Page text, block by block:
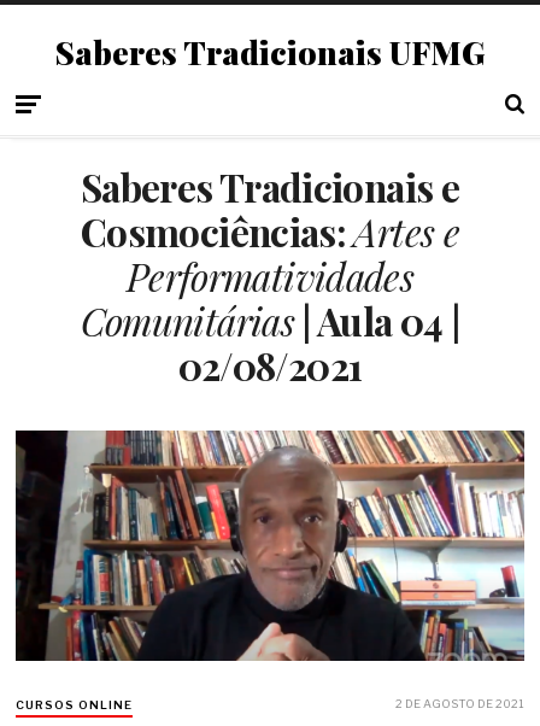
Saberes Tradicionais UFMG
Saberes Tradicionais e
Cosmociências:Artes e
Performatividades
Comunitárias| Aula 04 |
02/08/2021
CURSOS ONLINE 2 DE AGOSTO DE 2021